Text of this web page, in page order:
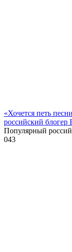
«Хочется петь
российский блогер
Популярный
043